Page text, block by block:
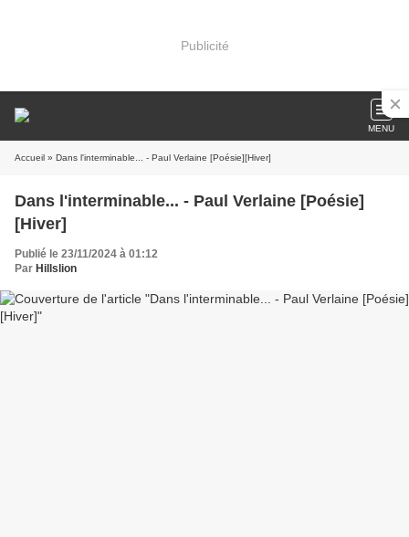
Publicité
MENU
Accueil » Dans l'interminable... - Paul Verlaine [Poésie][Hiver]
Dans l'interminable... - Paul Verlaine [Poésie]
[Hiver]
Publié le 23/11/2024 à 01:12
Par Hillslion